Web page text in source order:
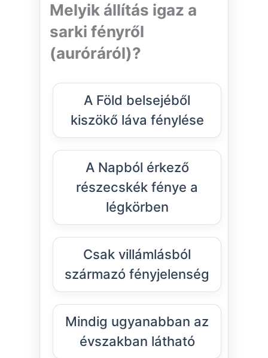
Melyik állítás igaz a
sarki fényről
(auróráról)?
A Föld belsejéből
kiszökő láva fénylése
A Napból érkező
részecskék fénye a
légkörben
Csak villámlásból
származó fényjelenség
Mindig ugyanabban az
évszakban látható